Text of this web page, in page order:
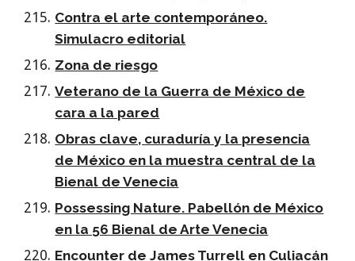
Contra el arte contemporáneo.
Simulacro editorial
Zona de riesgo
Veterano de la Guerra de México de
cara a la pared
Obras clave, curaduría y la presencia
de México en la muestra central de la
Bienal de Venecia
Possessing Nature. Pabellón de México
en la 56 Bienal de Arte Venecia
Encounter de James Turrell en Culiacán